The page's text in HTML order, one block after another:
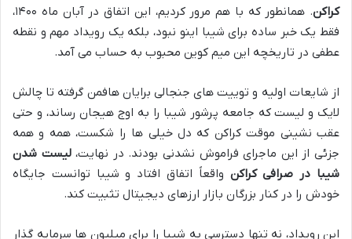
کراکن
. همانطور که با هم مرور کردیم، این اتفاق در آبان ماه ۱۴۰۰،
فقط یک خبر ساده برای شیبا اینو نبود، بلکه یک رویداد مهم و نقطه
عطفی در تاریخچه این میم کوین محبوب به حساب می آمد.
از شایعات اولیه و توییت های جنجالی برایان هافمن گرفته تا چالش
لایک و لیست که جامعه پرشور شیبا را به اوج هیجان رساند، و حتی
عقب نشینی موقت کراکن که دل خیلی ها را شکست، همه و همه
جزئی از این ماجرای فراموش نشدنی بودند. در نهایت،لیست شدن
شیبا در صرافی کراکن واقعاً اتفاق افتاد و شیبا توانست جایگاه
خودش را در کنار بزرگان بازار ارزهای دیجیتال تثبیت کند.
این رویداد، نه تنها دسترسی به شیبا را برای میلیون ها سرمایه گذار